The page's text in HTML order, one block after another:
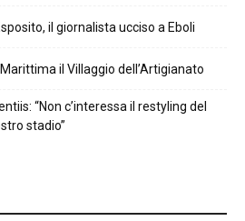
il giornalista ucciso a Eboli
il Villaggio dell’Artigianato
“Non c’interessa il restyling del
stadio”